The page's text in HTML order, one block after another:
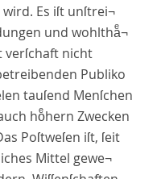
Es iſt unſtrei¬
und wohlthaͤ¬
verſchaft nicht
Publiko
tauſend Menſchen
hoͤhern Zwecken
Poſtweſen iſt, ſeit
Mittel gewe¬